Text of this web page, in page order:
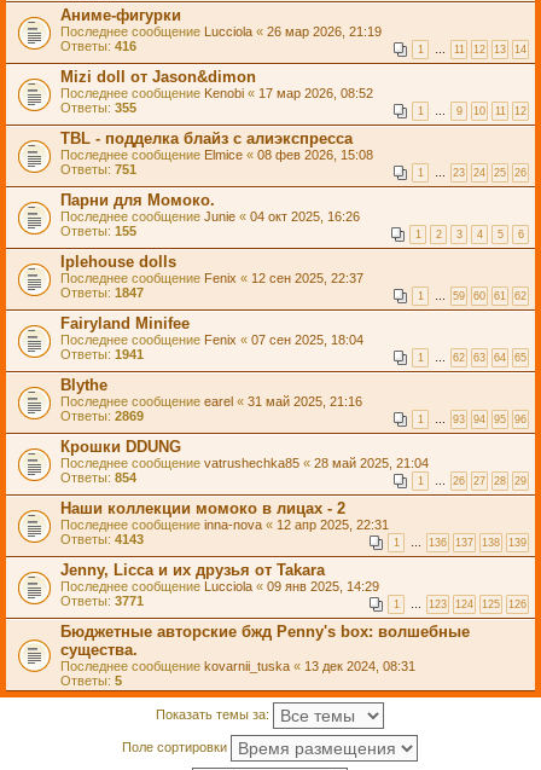
Аниме-фигурки
Последнее сообщение Lucciola « 26 мар 2026, 21:19
Ответы: 416 1 … 11 12 13 14
Mizi doll от Jason&dimon
Последнее сообщение Kenobi « 17 мар 2026, 08:52
Ответы: 355 1 … 9 10 11 12
TBL - подделка блайз с алиэкспресса
Последнее сообщение Elmice « 08 фев 2026, 15:08
Ответы: 751 1 … 23 24 25 26
Парни для Момоко.
Последнее сообщение Junie « 04 окт 2025, 16:26
Ответы: 155 1 2 3 4 5 6
Iplehouse dolls
Последнее сообщение Fenix « 12 сен 2025, 22:37
Ответы: 1847 1 … 59 60 61 62
Fairyland Minifee
Последнее сообщение Fenix « 07 сен 2025, 18:04
Ответы: 1941 1 … 62 63 64 65
Blythe
Последнее сообщение earel « 31 май 2025, 21:16
Ответы: 2869 1 … 93 94 95 96
Крошки DDUNG
Последнее сообщение vatrushechka85 « 28 май 2025, 21:04
Ответы: 854 1 … 26 27 28 29
Наши коллекции момоко в лицах - 2
Последнее сообщение inna-nova « 12 апр 2025, 22:31
Ответы: 4143 1 … 136 137 138 139
Jenny, Licca и их друзья от Takara
Последнее сообщение Lucciola « 09 янв 2025, 14:29
Ответы: 3771 1 … 123 124 125 126
Бюджетные авторские бжд Penny's box: волшебные
существа.
Последнее сообщение kovarnii_tuska « 13 дек 2024, 08:31
Ответы: 5
Показать темы за:
Поле сортировки